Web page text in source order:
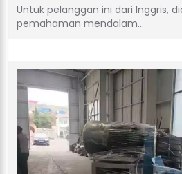
Untuk pelanggan ini dari Inggris,
pemahaman mendalam…